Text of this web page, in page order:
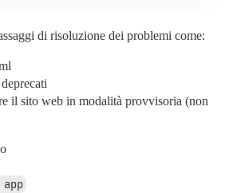
di risoluzione dei problemi come:
il sito web in modalità provvisoria (non